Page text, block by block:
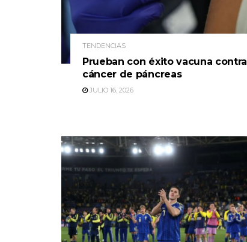
TENDENCIAS
Prueban con éxito vacuna contra
cáncer de páncreas
JULIO 16, 2026